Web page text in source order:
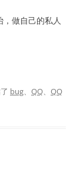
做自己的私人
bug、 QQ、 QQ